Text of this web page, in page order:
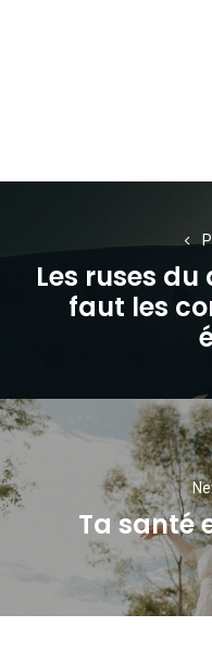
l’article
Les ruses
faut les
Ta santé